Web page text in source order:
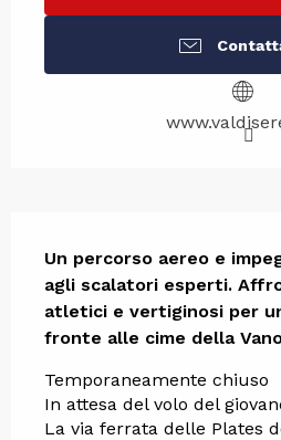
Un percorso aereo e
agli scalatori esperti.
atletici e vertiginosi per
fronte alle cime della
Temporaneamente chiuso
In attesa del volo del
La via ferrata delle Plates